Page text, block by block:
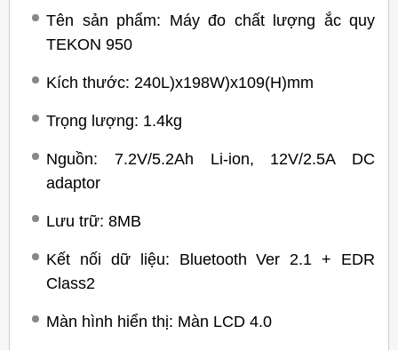
Tên sản phẩm: Máy đo chất lượng ắc quy
TEKON 950
Kích thước: 240L)x198W)x109(H)mm
Trọng lượng: 1.4kg
Nguồn: 7.2V/5.2Ah Li-ion, 12V/2.5A DC
adaptor
Lưu trữ: 8MB
Kết nối dữ liệu: Bluetooth Ver 2.1 + EDR
Class2
Màn hình hiển thị: Màn LCD 4.0